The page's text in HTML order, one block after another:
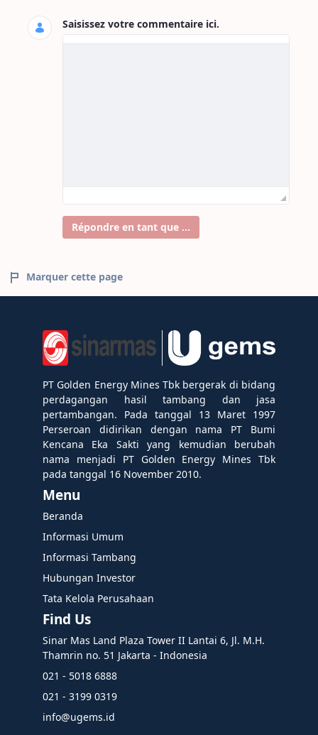
Saisissez votre commentaire ici.
Répondre en tant que ...
Marquer cette page
PT Golden Energy Mines Tbk bergerak di bidang
perdagangan hasil tambang dan jasa
pertambangan. Pada tanggal 13 Maret 1997
Perseroan didirikan dengan nama PT Bumi
Kencana Eka Sakti yang kemudian berubah
nama menjadi PT Golden Energy Mines Tbk
pada tanggal 16 November 2010.
Menu
Beranda
Informasi Umum
Informasi Tambang
Hubungan Investor
Tata Kelola Perusahaan
Find Us
Sinar Mas Land Plaza Tower II Lantai 6, Jl. M.H.
Thamrin no. 51 Jakarta - Indonesia
021 - 5018 6888
021 - 3199 0319
info@ugems.id